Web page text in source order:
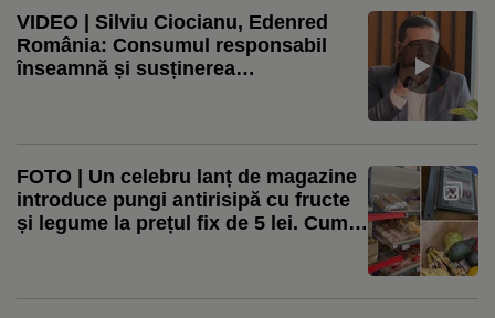
VIDEO | Silviu Ciocianu, Edenred
România: Consumul responsabil
înseamnă și susținerea
FOTO | Un celebru lanț de magazine
introduce pungi antirisipă cu fructe
și legume la prețul fix de 5 lei. Cum